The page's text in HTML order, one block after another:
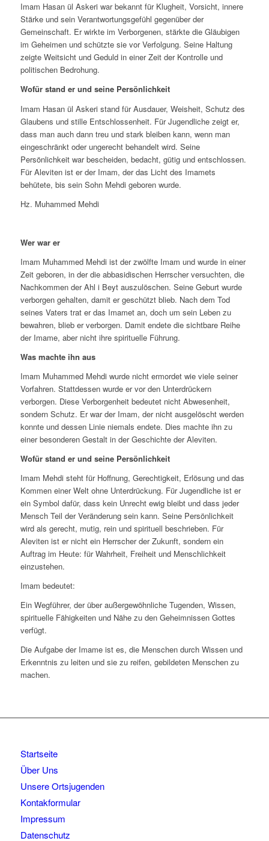
Imam Hasan ül Askeri war bekannt für Klugheit, Vorsicht, innere
Stärke und sein Verantwortungsgefühl gegenüber der
Gemeinschaft. Er wirkte im Verborgenen, stärkte die Gläubigen
im Geheimen und schützte sie vor Verfolgung. Seine Haltung
zeigte Weitsicht und Geduld in einer Zeit der Kontrolle und
politischen Bedrohung.
Wofür stand er und seine Persönlichkeit
Imam Hasan ül Askeri stand für Ausdauer, Weisheit, Schutz des
Glaubens und stille Entschlossenheit. Für Jugendliche zeigt er,
dass man auch dann treu und stark bleiben kann, wenn man
eingeschränkt oder ungerecht behandelt wird. Seine
Persönlichkeit war bescheiden, bedacht, gütig und entschlossen.
Für Aleviten ist er der Imam, der das Licht des Imamets
behütete, bis sein Sohn Mehdi geboren wurde.
Hz. Muhammed Mehdi
Wer war er
Imam Muhammed Mehdi ist der zwölfte Imam und wurde in einer
Zeit geboren, in der die abbasidischen Herrscher versuchten, die
Nachkommen der Ahl i Beyt auszulöschen. Seine Geburt wurde
verborgen gehalten, damit er geschützt blieb. Nach dem Tod
seines Vaters trat er das Imamet an, doch um sein Leben zu
bewahren, blieb er verborgen. Damit endete die sichtbare Reihe
der Imame, aber nicht ihre spirituelle Führung.
Was machte ihn aus
Imam Muhammed Mehdi wurde nicht ermordet wie viele seiner
Vorfahren. Stattdessen wurde er vor den Unterdrückern
verborgen. Diese Verborgenheit bedeutet nicht Abwesenheit,
sondern Schutz. Er war der Imam, der nicht ausgelöscht werden
konnte und dessen Linie niemals endete. Dies machte ihn zu
einer besonderen Gestalt in der Geschichte der Aleviten.
Wofür stand er und seine Persönlichkeit
Imam Mehdi steht für Hoffnung, Gerechtigkeit, Erlösung und das
Kommen einer Welt ohne Unterdrückung. Für Jugendliche ist er
ein Symbol dafür, dass kein Unrecht ewig bleibt und dass jeder
Mensch Teil der Veränderung sein kann. Seine Persönlichkeit
wird als gerecht, mutig, rein und spirituell beschrieben. Für
Aleviten ist er nicht ein Herrscher der Zukunft, sondern ein
Auftrag im Heute: für Wahrheit, Freiheit und Menschlichkeit
einzustehen.
Imam bedeutet:
Ein Wegführer, der über außergewöhnliche Tugenden, Wissen,
spirituelle Fähigkeiten und Nähe zu den Geheimnissen Gottes
verfügt.
Die Aufgabe der Imame ist es, die Menschen durch Wissen und
Erkenntnis zu leiten und sie zu reifen, gebildeten Menschen zu
machen.
Startseite
Über Uns
Unsere Ortsjugenden
Kontakformular
Impressum
Datenschutz